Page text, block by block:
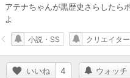
アテナちゃんが黒歴史さらしたら
よ
いいね 4 ウォッチ
小説・SS クリエイタ